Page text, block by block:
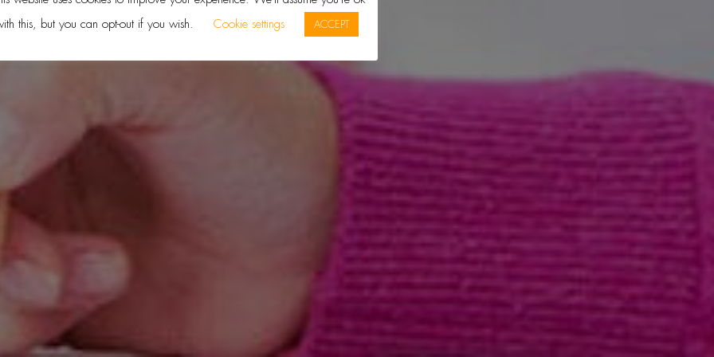
this, but you can opt-out if you wish.
Cookie settings ACCEPT